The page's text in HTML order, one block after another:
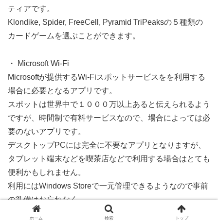
ティアです。
Klondike, Spider, FreeCell, Pyramid TriPeaksの５種類の
カードゲームを選ぶことができます。
・ Microsoft Wi-Fi
Microsoftが提供するWi-Fiスポットサービスをを利用する
場合に必要となるアプリです。
スポットは世界中で１０００万以上あると伝えられるよう
ですが、時間制で有料サービスなので、場合によっては必
要のないアプリです。
デスクトップPCには完全に不要なアプリとなりますが、
タブレット端末などを喫茶店などで利用する場合はとても
便利かもしれません。
利用にはWindows Storeで一元管理できるようなので事前
の準備はお忘れなく。
ホーム 検索 トップ